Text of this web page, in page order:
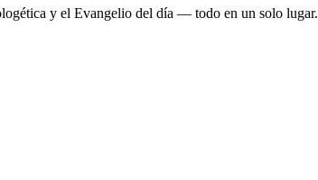
y el Evangelio del día — todo en un solo lugar.